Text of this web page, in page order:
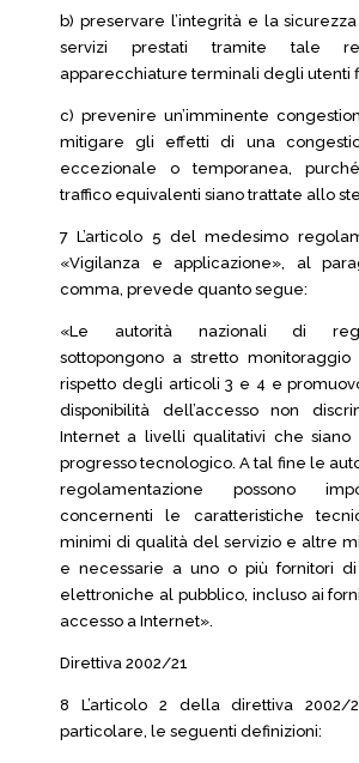
b) preservare l’integrità e la
servizi prestati tramite tale
apparecchiature terminali degli utenti
c) prevenire un’imminente
mitigare gli effetti di una
eccezionale o temporanea,
traffico equivalenti siano trattate allo
7 L’articolo 5 del medesimo
«Vigilanza e applicazione», al
comma, prevede quanto segue:
«Le autorità nazionali di
sottopongono a stretto
rispetto degli articoli 3 e 4 e
disponibilità dell’accesso non
Internet a livelli qualitativi che siano
progresso tecnologico. A tal fine le
regolamentazione possono
concernenti le caratteristiche
minimi di qualità del servizio e altre
e necessarie a uno o più fornitori di
elettroniche al pubblico, incluso ai
accesso a Internet».
Direttiva 2002/21
8 L’articolo 2 della direttiva 2002/
particolare, le seguenti definizioni: